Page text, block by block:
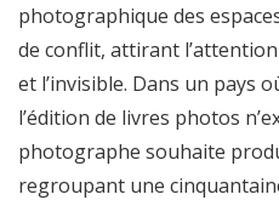
photographique des
de conflit, attirant l’attention
et l’invisible. Dans un pays
l’édition de livres photos
photographe souhaite
regroupant une